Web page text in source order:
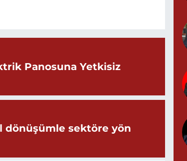
Panosuna Yetkisiz
dönüşümle sektöre yön